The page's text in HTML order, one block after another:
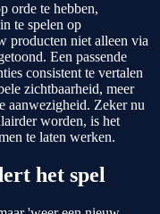
orde te hebben,
te spelen op
producten niet alleen via
Een passende
consistent te vertalen
zichtbaarheid, meer
aanwezigheid. Zeker nu
worden, is het
te laten werken.
het spel